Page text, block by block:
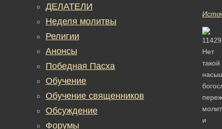
Нет
такой
и
ДЕЛАТЕЛИ
Неделя молитвы
Религии
Анонсы
Победная Пасха
Обучение
Обучение священников
Обсуждение
Форумы